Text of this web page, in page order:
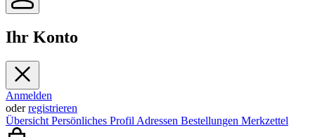
Ihr Konto
Anmelden
oderregistrieren
Übersicht Persönliches Profil Adressen Bestellungen Merkzettel